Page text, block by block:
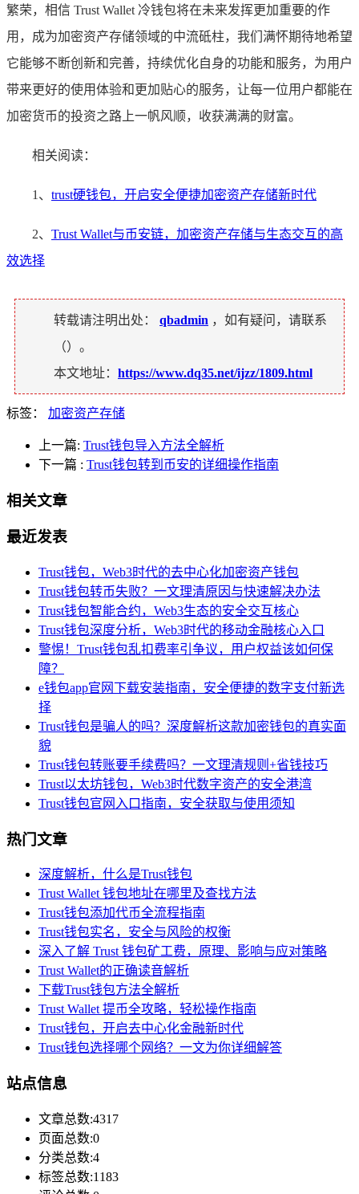
繁荣，相信 Trust Wallet 冷钱包将在未来发挥更加重要的作
用，成为加密资产存储领域的中流砥柱，我们满怀期待地希望
它能够不断创新和完善，持续优化自身的功能和服务，为用户
带来更好的使用体验和更加贴心的服务，让每一位用户都能在
加密货币的投资之路上一帆风顺，收获满满的财富。
相关阅读：
1、 trust硬钱包，开启安全便捷加密资产存储新时代
2、 Trust Wallet与币安链，加密资产存储与生态交互的高
效选择
转载请注明出处： qbadmin ，如有疑问，请联系
（）。
本文地址： https://www.dq35.net/ijzz/1809.html
标签： 加密资产存储
上一篇: Trust钱包导入方法全解析
下一篇 : Trust钱包转到币安的详细操作指南
相关文章
最近发表
Trust钱包，Web3时代的去中心化加密资产钱包
Trust钱包转币失败？一文理清原因与快速解决办法
Trust钱包智能合约，Web3生态的安全交互核心
Trust钱包深度分析，Web3时代的移动金融核心入口
警惕！Trust钱包乱扣费率引争议，用户权益该如何保
障？
e钱包app官网下载安装指南，安全便捷的数字支付新选
择
Trust钱包是骗人的吗？深度解析这款加密钱包的真实面
貌
Trust钱包转账要手续费吗？一文理清规则+省钱技巧
Trust以太坊钱包，Web3时代数字资产的安全港湾
Trust钱包官网入口指南，安全获取与使用须知
热门文章
深度解析，什么是Trust钱包
Trust Wallet 钱包地址在哪里及查找方法
Trust钱包添加代币全流程指南
Trust钱包实名，安全与风险的权衡
深入了解 Trust 钱包矿工费，原理、影响与应对策略
Trust Wallet的正确读音解析
下载Trust钱包方法全解析
Trust Wallet 提币全攻略，轻松操作指南
Trust钱包，开启去中心化金融新时代
Trust钱包选择哪个网络？一文为你详细解答
站点信息
文章总数:4317
页面总数:0
分类总数:4
标签总数:1183